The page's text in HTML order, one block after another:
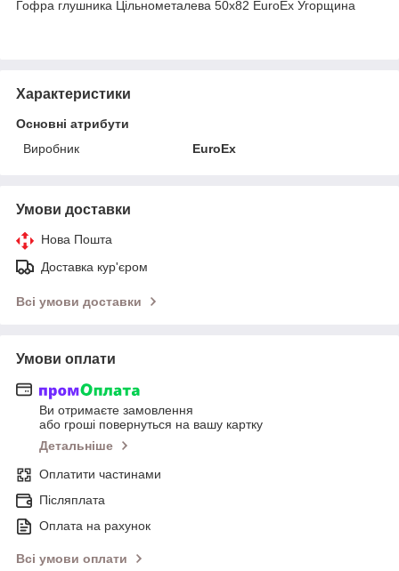
Гофра глушника Цільнометалева 50x82 EuroEx Угорщина
Характеристики
Основні атрибути
Виробник
EuroEx
Умови доставки
Нова Пошта
Доставка кур'єром
Всі умови доставки
Умови оплати
Ви отримаєте замовлення
або гроші повернуться на вашу картку
Детальніше
Оплатити частинами
Післяплата
Оплата на рахунок
Всі умови оплати